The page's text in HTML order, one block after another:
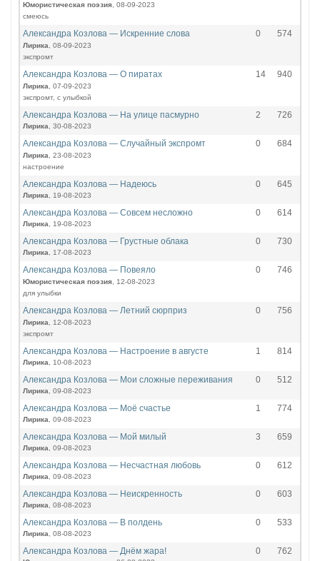
Юмористическая поэзия , 08-09-2023
смеюсь
Александра Козлова — Искренние слова
Лирика , 08-09-2023
экспромт
0 574
Александра Козлова — О пиратах
Лирика , 07-09-2023
экспромт, с улыбкой
14 940
Александра Козлова — На улице пасмурно
Лирика , 30-08-2023
2 726
Александра Козлова — Случайный экспромт
Лирика , 23-08-2023
настроение
0 684
Александра Козлова — Надеюсь
Лирика , 19-08-2023
0 645
Александра Козлова — Совсем несложно
Лирика , 19-08-2023
0 614
Александра Козлова — Грустные облака
Лирика , 17-08-2023
0 730
Александра Козлова — Повеяло
Юмористическая поэзия , 12-08-2023
для улыбки
0 746
Александра Козлова — Летний сюрприз
Лирика , 12-08-2023
экспромт
0 756
Александра Козлова — Настроение в августе
Лирика , 10-08-2023
1 814
Александра Козлова — Мои сложные переживания
Лирика , 09-08-2023
0 512
Александра Козлова — Моё счастье
Лирика , 09-08-2023
1 774
Александра Козлова — Мой милый
Лирика , 09-08-2023
3 659
Александра Козлова — Несчастная любовь
Лирика , 09-08-2023
0 612
Александра Козлова — Неискренность
Лирика , 08-08-2023
0 603
Александра Козлова — В полдень
Лирика , 08-08-2023
0 533
Александра Козлова — Днём жара! 0 762